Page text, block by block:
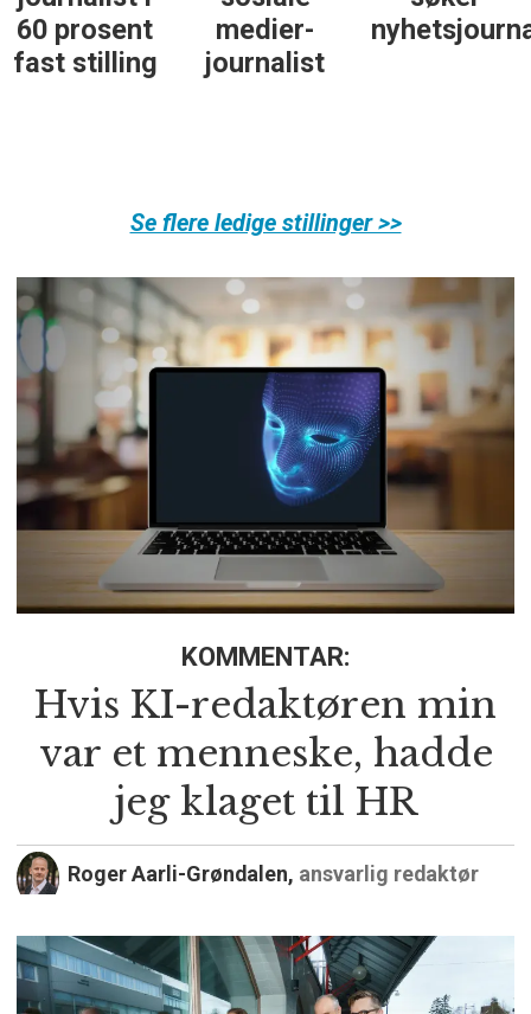
60 prosent
fast stilling
medier-
journalist
Se flere ledige stillinger >>
KOMMENTAR:
Hvis KI-redaktøren min
var et menneske, hadde
jeg klaget til HR
Roger Aarli-Grøndalen, ansvarlig redaktør